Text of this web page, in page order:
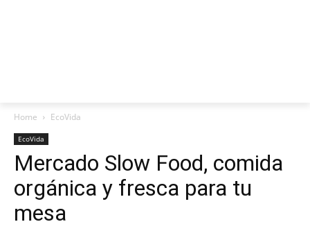
Home EcoVida
EcoVida
Mercado Slow Food, comida
orgánica y fresca para tu
mesa